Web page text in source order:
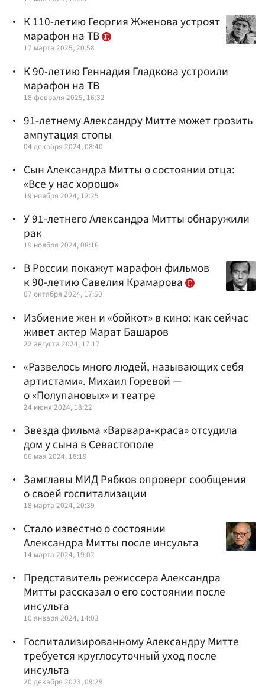
К 110-летию Георгия Жженова устроят
марафон на ТВ
17 марта 2025, 20:58
К 90-летию Геннадия Гладкова устроили
марафон на ТВ
18 февраля 2025, 16:32
91-летнему Александру Митте может грозить
ампутация стопы
04 декабря 2024, 08:40
Сын Александра Митты о состоянии отца:
«Все у нас хорошо»
19 ноября 2024, 12:25
У 91-летнего Александра Митты обнаружили
рак
19 ноября 2024, 08:16
В России покажут марафон фильмов
к 90-летию Савелия Крамарова
07 октября 2024, 17:50
Избиение жен и «бойкот» в кино: как сейчас
живет актер Марат Башаров
22 августа 2024, 17:17
«Развелось много людей, называющих себя
артистами». Михаил Горевой —
о «Полупановых» и театре
24 июня 2024, 18:22
Звезда фильма «Варвара-краса» отсудила
дом у сына в Севастополе
06 мая 2024, 18:19
Замглавы МИД Рябков опроверг сообщения
о своей госпитализации
18 марта 2024, 20:39
Стало известно о состоянии
Александра Митты после инсульта
14 марта 2024, 19:02
Представитель режиссера Александра
Митты рассказал о его состоянии после
инсульта
10 января 2024, 14:03
Госпитализированному Александру Митте
требуется круглосуточный уход после
инсульта
20 декабря 2023, 09:29